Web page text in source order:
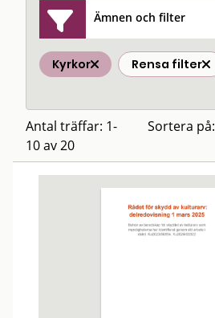
Ämnen och filter
Kyrkor Rensa filter
Antal träffar: 1-
10 av 20
Sortera på: